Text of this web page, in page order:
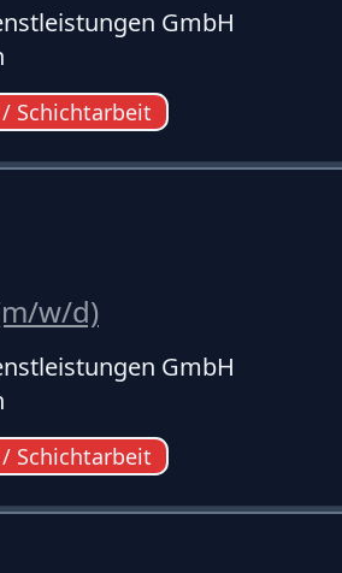
GmbH
Schichtarbeit
w/d)
GmbH
Schichtarbeit